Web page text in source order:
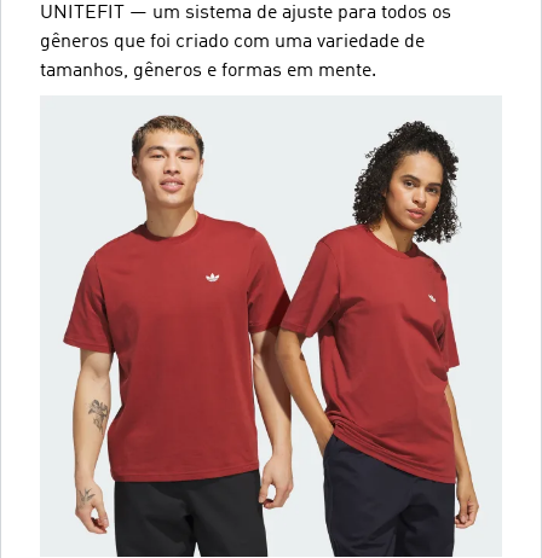
UNITEFIT — um sistema de ajuste para todos os
gêneros que foi criado com uma variedade de
tamanhos, gêneros e formas em mente.